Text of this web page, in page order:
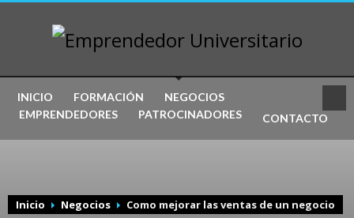
INICIO FORMACIÓN
NEGOCIOS
EMPRENDEDORES
PATROCINADORES CONTACTO
Inicio Negocios Como mejorar las ventas de un negocio